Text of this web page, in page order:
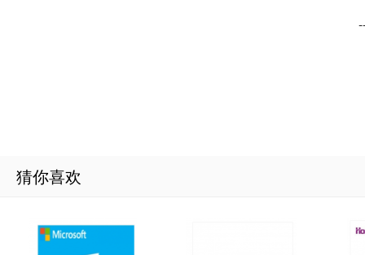
猜你喜欢